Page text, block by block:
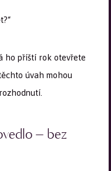
ho příští rok otevřete
úvah mohou
– bez